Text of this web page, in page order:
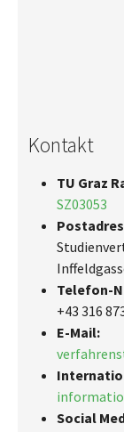
Kontakt
TU Graz
SZ03053
Telefon-
+43 316
E-Mail:
Social